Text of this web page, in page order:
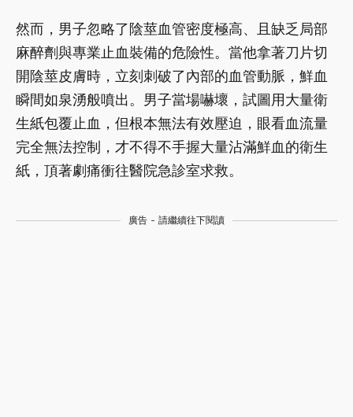
然而，男子忽略了陰莖血管密度極高、且缺乏局部
麻醉劑與專業止血裝備的危險性。當他拿著刀片切
開陰莖皮膚時，立刻刺破了內部的血管動脈，鮮血
瞬間如泉湧般噴出。男子當場嚇壞，試圖用大量衛
生紙包覆止血，但根本無法有效壓迫，眼看血流量
完全無法控制，才不得不手握大量沾滿鮮血的衛生
紙，頂著劇痛衝往醫院急診室求救。
廣告 - 請繼續往下閱讀